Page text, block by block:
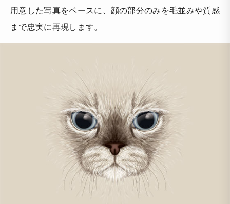
用意した写真をベースに、顔の部分のみを毛並みや質感
まで忠実に再現します。